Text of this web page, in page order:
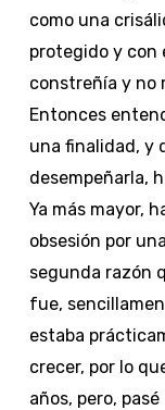
como una
protegido y con
constreñía y no
Entonces
una finalidad, y
desempeñarla,
Ya más mayor,
obsesión por
segunda razón
fue,
estaba
crecer, por lo
años, pero,